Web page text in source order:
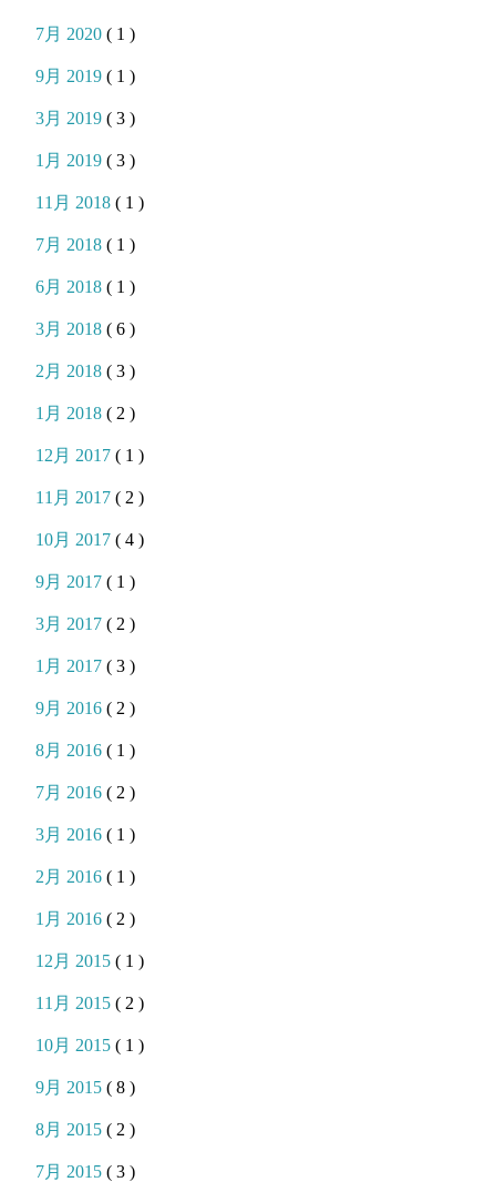
7月 2020( 1 )
9月 2019( 1 )
3月 2019( 3 )
1月 2019( 3 )
11月 2018( 1 )
7月 2018( 1 )
6月 2018( 1 )
3月 2018( 6 )
2月 2018( 3 )
1月 2018( 2 )
12月 2017( 1 )
11月 2017( 2 )
10月 2017( 4 )
9月 2017( 1 )
3月 2017( 2 )
1月 2017( 3 )
9月 2016( 2 )
8月 2016( 1 )
7月 2016( 2 )
3月 2016( 1 )
2月 2016( 1 )
1月 2016( 2 )
12月 2015( 1 )
11月 2015( 2 )
10月 2015( 1 )
9月 2015( 8 )
8月 2015( 2 )
7月 2015( 3 )